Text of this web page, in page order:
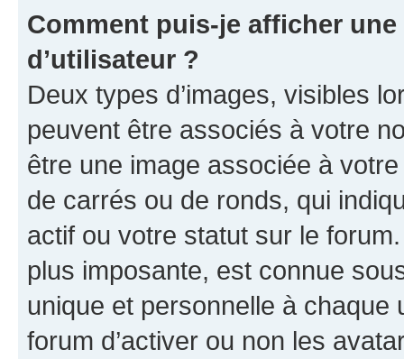
Comment puis-je afficher
d’utilisateur ?
Deux types d’images, visibles
peuvent être associés à votre
être une image associée à
de carrés ou de ronds, qui
actif ou votre statut sur le
plus imposante, est connue
unique et personnelle à chaque
forum d’activer ou non les